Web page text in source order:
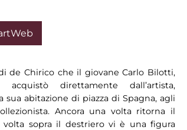
de Chirico che il giovane Carlo Bilotti,
acquistò direttamente dall’artista,
sua abitazione di piazza di Spagna, agli
Ancora una volta ritorna il
volta sopra il destriero vi è una figura